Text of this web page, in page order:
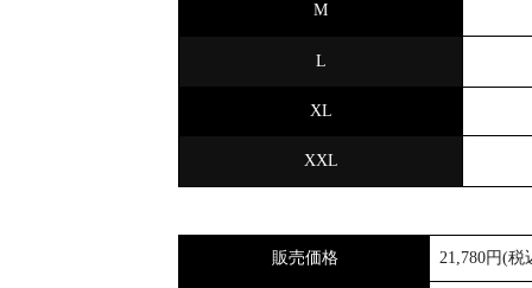
M
L
XL
XXL
販売価格 21,780円(税